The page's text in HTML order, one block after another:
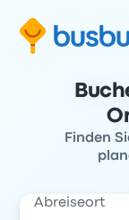
Finden
Abreiseort